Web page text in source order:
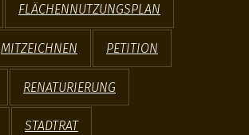
FLÄCHENNUTZUNGSPLAN
MITZEICHNEN PETITION
RENATURIERUNG
STADTRAT